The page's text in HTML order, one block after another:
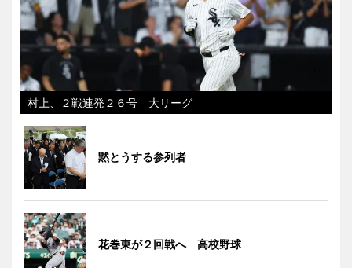
村上、２戦連発２６号 大リーグ
黙とうする参列者
花巻東が２回戦へ 高校野球